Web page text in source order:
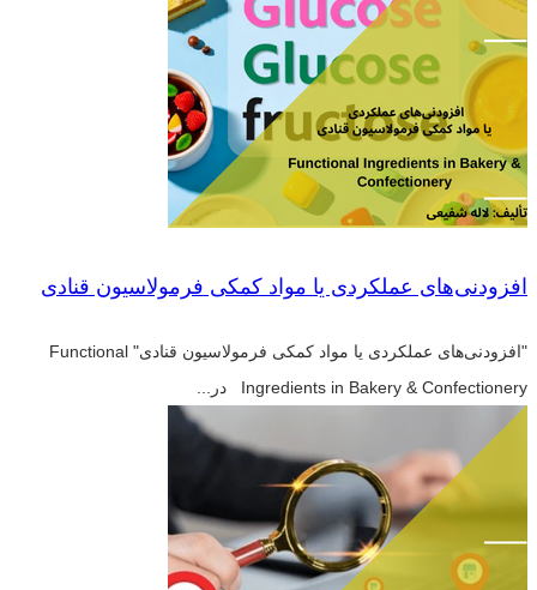
افزودنی‌های عملکردی یا مواد کمکی فرمولاسیون قنادی
"افزودنی‌های عملکردی یا مواد کمکی فرمولاسیون قنادی" Functional
Ingredients in Bakery & Confectionery در...